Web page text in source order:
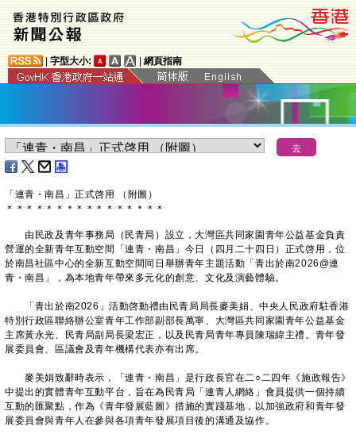
字型大小: 網頁指南
「連青・南昌」正式啓用 （附圖）
＊ ＊ ＊ ＊ ＊ ＊ ＊ ＊ ＊ ＊ ＊ ＊ ＊ ＊ ＊ ＊
​由民政及青年事務局（民青局）設立，大灣區共同家園青年公益基金負責
營運的全新青年互動空間「連青・南昌」今日（四月二十四日）正式啓用，位
於南昌社區中心的全新互動空間同日舉辦青年主題活動「青出於南2026@連
青・南昌」，為本地青年帶來多元化的創意、文化及演藝體驗。
「青出於南2026」活動啓動禮由民青局局長麥美娟、中央人民政府駐香港
特別行政區聯絡辦公室青年工作部副部長萬寧、大灣區共同家園青年公益基金
主席黃永光、民青局副局長梁宏正，以及民青局青年專員陳瑞緯主禮。青年發
展委員會、區議會及青年機構代表亦有出席。
麥美娟致辭時表示，「連青・南昌」是行政長官在二○二四年《施政報告》
中提出的實體青年互動平台，旨在為民青局「連青人網絡」會員提供一個持續
互動的匯聚點，作為《青年發展藍圖》措施的實踐基地，以加強政府和青年發
展委員會與青年人在參與各項青年發展項目後的溝通及協作。